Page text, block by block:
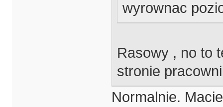
wyrownac
Rasowy , no to
stronie
Normalnie.